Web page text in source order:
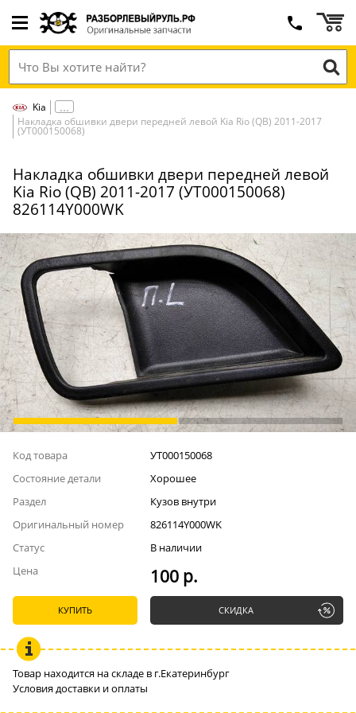
Kia
Накладка обшивки двери передней левой Kia Rio (QB) 2011-2017
(УТ000150068)
Накладка обшивки двери передней левой
Kia Rio (QB) 2011-2017 (УТ000150068)
826114Y000WK
Код товара
УТ000150068
Состояние детали
Хорошее
Раздел
Кузов внутри
Оригинальный номер
826114Y000WK
Статус
В наличии
Цена
100 р.
КУПИТЬ СКИДКА
Товар находится на складе в г.Екатеринбург
Условия доставки и оплаты